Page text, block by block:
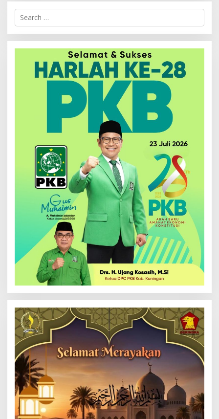
Search
for: